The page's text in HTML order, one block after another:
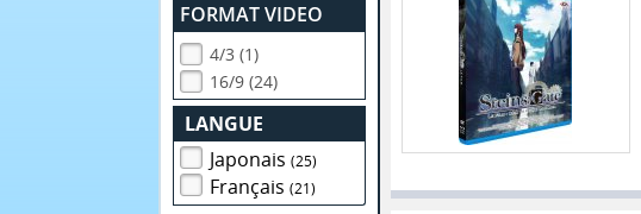
FORMAT VIDEO
4/3 (1)
16/9 (24)
LANGUE
Japonais(25)
Français(21)